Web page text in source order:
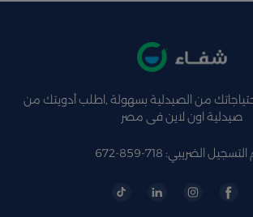
من الصيدلية بسهولة ,اطلب أدويتك من
صيدلية اون لاين فى مصر
الضريبي: 718-859-672